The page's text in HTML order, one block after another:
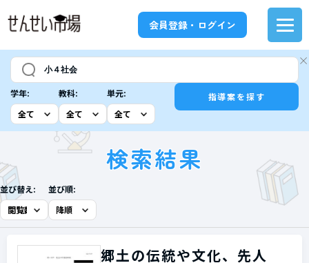
会員登録・ログイン
学年: 教科: 単元: 指導案を探す
検索結果
並び替え: 並び順:
郷土の伝統や文化、先人